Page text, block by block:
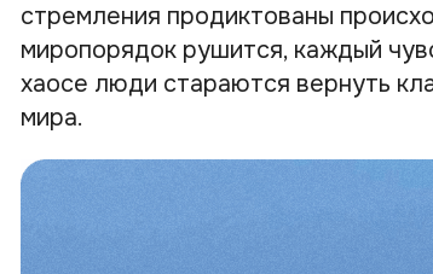
стремления продиктованы
миропорядок рушится, каждый
хаосе люди стараются вернуть
мира.